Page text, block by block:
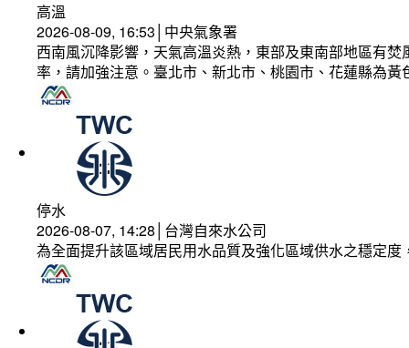
高溫
2026-08-09, 16:53│中央氣象署
西南風沉降影響，天氣高溫炎熱，東部及東南部地區有
率，請加強注意。臺北市、新北市、桃園市、花蓮縣為
停水
2026-08-07, 14:28│台灣自來水公司
為全面提升該區域居民用水品質及強化區域供水之穩定